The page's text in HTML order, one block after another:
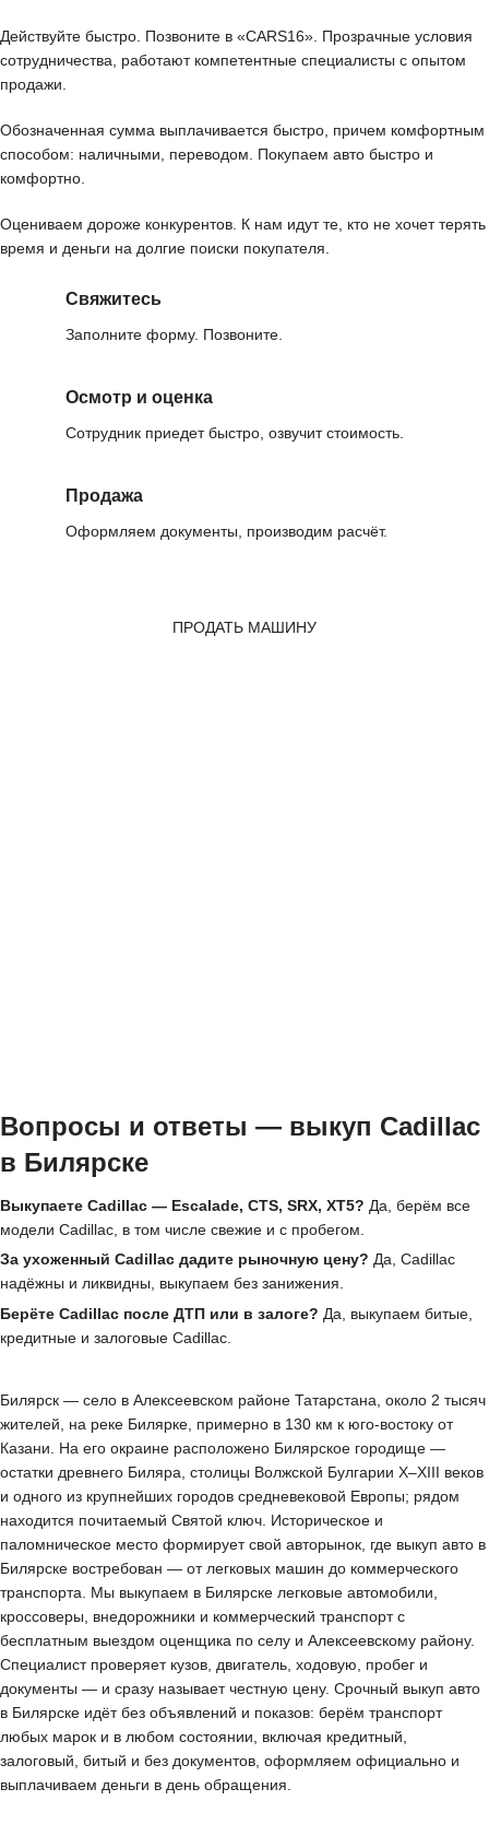
Действуйте быстро. Позвоните в «CARS16». Прозрачные условия
сотрудничества, работают компетентные специалисты с опытом
продажи.
Обозначенная сумма выплачивается быстро, причем комфортным
способом: наличными, переводом. Покупаем авто быстро и
комфортно.
Оцениваем дороже конкурентов. К нам идут те, кто не хочет терять
время и деньги на долгие поиски покупателя.
Свяжитесь
Заполните форму. Позвоните.
Осмотр и оценка
Сотрудник приедет быстро, озвучит стоимость.
Продажа
Оформляем документы, производим расчёт.
ПРОДАТЬ МАШИНУ
Вопросы и ответы — выкуп Cadillac
в Билярске
Выкупаете Cadillac — Escalade, CTS, SRX, XT5? Да, берём все
модели Cadillac, в том числе свежие и с пробегом.
За ухоженный Cadillac дадите рыночную цену? Да, Cadillac
надёжны и ликвидны, выкупаем без занижения.
Берёте Cadillac после ДТП или в залоге? Да, выкупаем битые,
кредитные и залоговые Cadillac.
Билярск — село в Алексеевском районе Татарстана, около 2 тысяч
жителей, на реке Билярке, примерно в 130 км к юго-востоку от
Казани. На его окраине расположено Билярское городище —
остатки древнего Биляра, столицы Волжской Булгарии X–XIII веков
и одного из крупнейших городов средневековой Европы; рядом
находится почитаемый Святой ключ. Историческое и
паломническое место формирует свой авторынок, где выкуп авто в
Билярске востребован — от легковых машин до коммерческого
транспорта. Мы выкупаем в Билярске легковые автомобили,
кроссоверы, внедорожники и коммерческий транспорт с
бесплатным выездом оценщика по селу и Алексеевскому району.
Специалист проверяет кузов, двигатель, ходовую, пробег и
документы — и сразу называет честную цену. Срочный выкуп авто
в Билярске идёт без объявлений и показов: берём транспорт
любых марок и в любом состоянии, включая кредитный,
залоговый, битый и без документов, оформляем официально и
выплачиваем деньги в день обращения.